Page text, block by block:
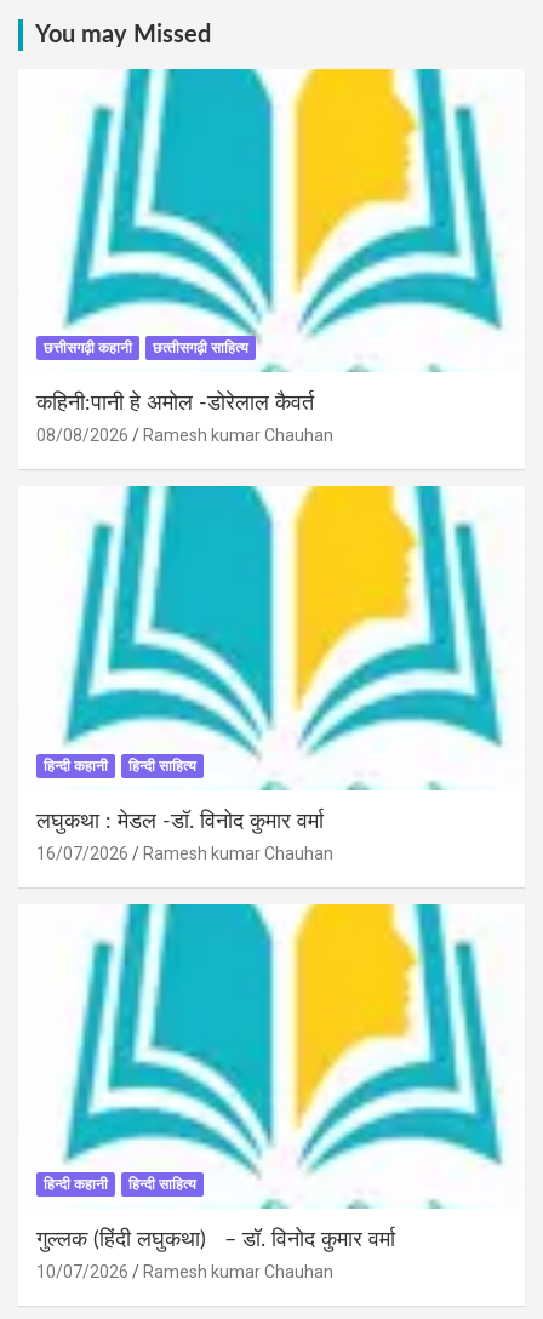
You may Missed
छत्तीसगढ़ी कहानी छत्‍तीसगढ़ी साहित्‍य
कहिनी:पानी हे अमोल -डोरेलाल कैवर्त
08/08/2026 Ramesh kumar Chauhan
हिन्दी कहानी हिन्दी साहित्य
लघुकथा : मेडल -डॉ. विनोद कुमार वर्मा
16/07/2026 Ramesh kumar Chauhan
हिन्दी कहानी हिन्दी साहित्य
गुल्लक (हिंदी लघुकथा) – डॉ. विनोद कुमार वर्मा
10/07/2026 Ramesh kumar Chauhan